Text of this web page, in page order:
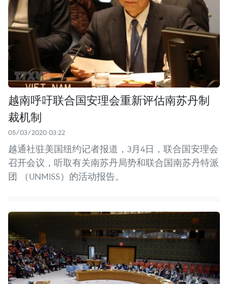
越南呼吁联合国安理会重新评估南苏丹制
裁机制
05/03/2020 03:22
越通社驻美国纽约记者报道，3月4日，联合国安理会
召开会议，听取有关南苏丹局势和联合国南苏丹特派
团 （UNMISS）的活动报告。